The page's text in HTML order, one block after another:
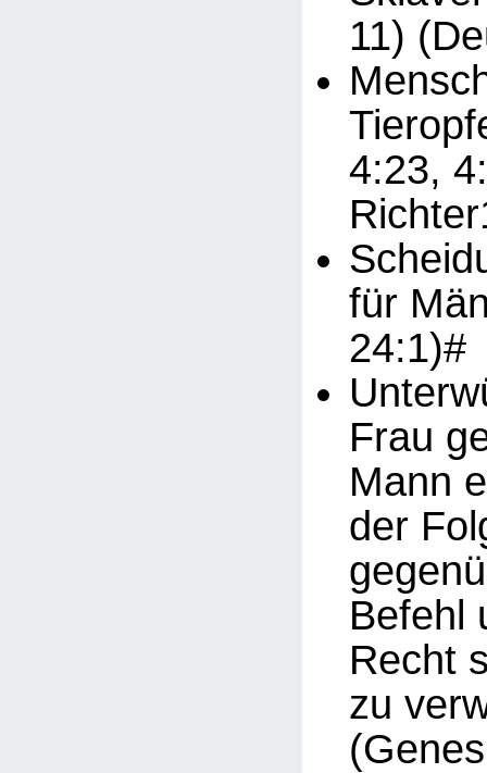
11)
4:23,
für
24:1)#
Frau
Mann
der
Befehl
Recht
zu